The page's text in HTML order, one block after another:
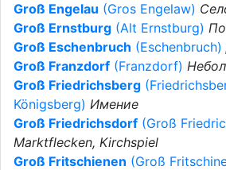
Groß Engelau (Gros Engelaw)
Groß Ernstburg (Alt Ernstburg)
Groß Eschenbruch (Eschenbruch)
Groß Franzdorf (Franzdorf)
Groß Friedrichsberg
Königsberg) Имение
Groß Friedrichsdorf (Groß
Marktflecken, Kirchspiel
Groß Fritschienen (Groß